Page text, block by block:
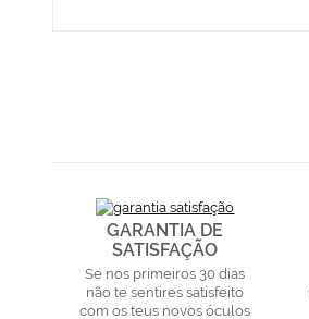
GARANTIA DE
SATISFAÇÃO
Se nos primeiros 30 dias
não te sentires satisfeito
com os teus novos óculos